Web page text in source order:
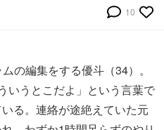
10
の編集をする優斗（34）。
いうとこだよ」という言葉で
る。連絡が途絶えていた元